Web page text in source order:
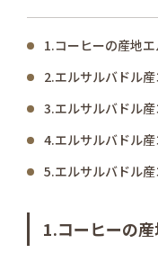
1.コーヒーの産地
2.エルサルバドル
3.エルサルバドル
4.エルサルバドル
5.エルサルバドル
1.コーヒーの